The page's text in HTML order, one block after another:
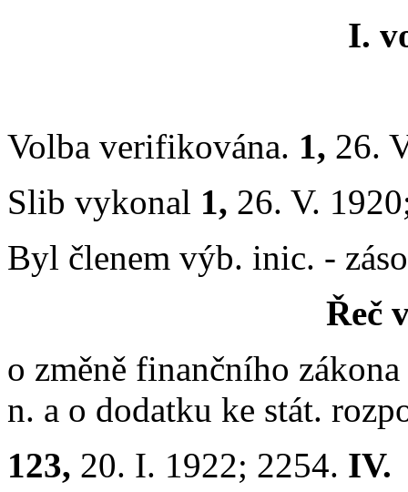
I.
Volba verifikována. 1, 26.
Slib vykonal 1, 26. V.
Byl členem výb. inic. -
Řeč
o změně finančního
n. a o dodatku ke stát.
123, 20. I. 1922; 2254. IV.